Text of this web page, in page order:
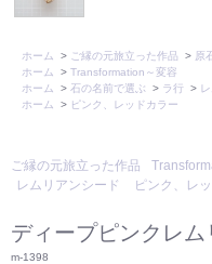
ホーム > ご縁の元旅立った作品 > 原
ホーム
> Transformation～変容
ホーム
> 石の名前で選ぶ > ラ行 >
ホーム
> ピンク、レッドカラー
ご縁の元旅立った作品
レムリアンシード
ピンク、レ
ディープピンクレ
m-1398